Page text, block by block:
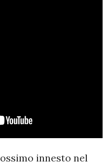
innesto nel